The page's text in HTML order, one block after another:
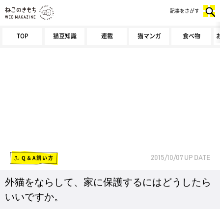
TOP 猫豆知識 連載 猫マンガ 食べ物
記事をさがす
Q＆A飼い方 2015/10/07 UP DATE
外猫をならして、家に保護するにはどうしたら
いいですか。